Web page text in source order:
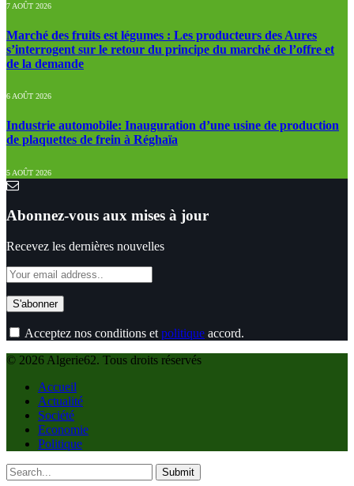
7 AOÛT 2026
Marché des fruits est légumes : Les producteurs des Aures
s’interrogent sur le retour du principe du marché de l’offre et
de la demande
6 AOÛT 2026
Industrie automobile: Inauguration d’une usine de production
de plaquettes de frein à Réghaïa
5 AOÛT 2026
Abonnez-vous aux mises à jour
Recevez les dernières nouvelles
Acceptez nos conditions et politique accord.
© 2026 Algerie62. Tous droits réservés
Accueil
Actualité
Société
Economie
Politique
Submit